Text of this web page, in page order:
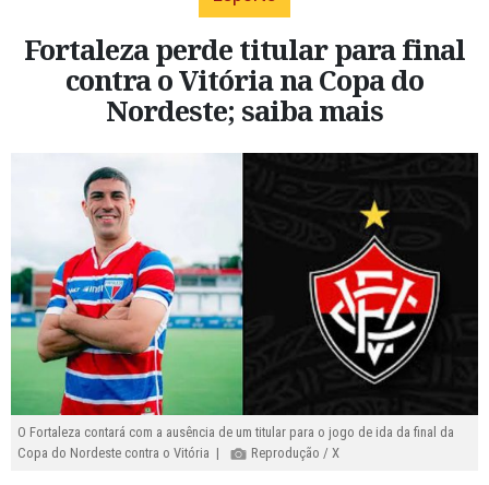
Fortaleza perde titular para final
contra o Vitória na Copa do
Nordeste; saiba mais
O Fortaleza contará com a ausência de um titular para o jogo de ida da final da
Copa do Nordeste contra o Vitória |
Reprodução / X